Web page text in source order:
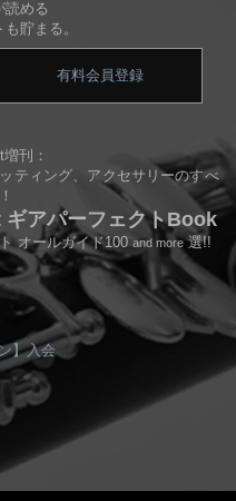
読める
貯まる。
有料会員登録
刊：
ティング、アクセサリーのすべ
アパーフェクトBook
オールガイド100and more選!!
】入会